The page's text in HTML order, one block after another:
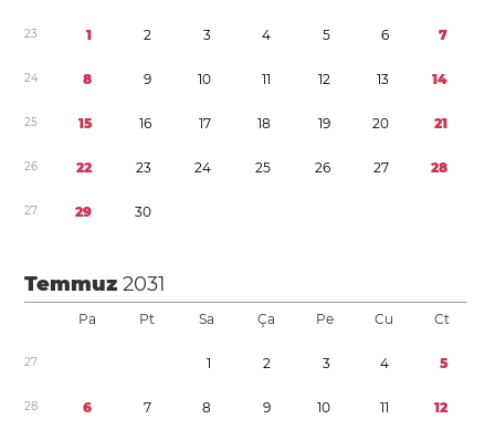
23 1 2 3 4 5 6 7
24 8 9 10 11 12 13 14
25 15 16 17 18 19 20 21
26 22 23 24 25 26 27 28
27 29 30
Temmuz2031
Pa Pt Sa Ça Pe Cu Ct
27 1 2 3 4 5
28 6 7 8 9 10 11 12